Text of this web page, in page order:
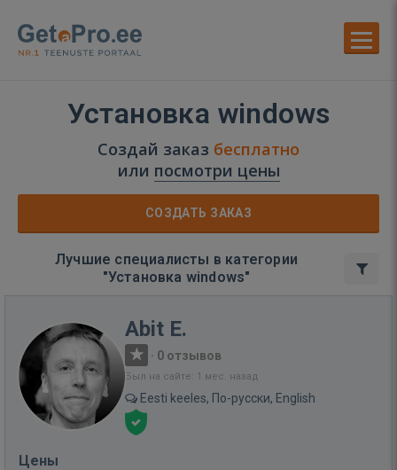
Установка windows
Создай заказ бесплатно
или посмотри цены
СОЗДАТЬ ЗАКАЗ
Лучшие специалисты в категории
"Установка windows"
Abit E.
· 0 отзывов
Был на сайте: 1 мес. назад
Eesti keeles, По-русски, English
Цены